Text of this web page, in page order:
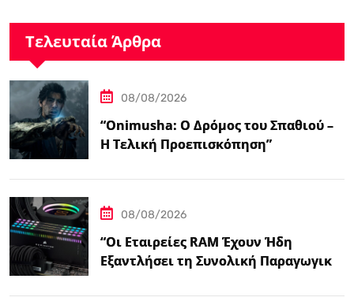
Τελευταία Άρθρα
08/08/2026
“Onimusha: Ο Δρόμος του Σπαθιού –
Η Τελική Προεπισκόπηση”
08/08/2026
“Οι Εταιρείες RAM Έχουν Ήδη
Εξαντλήσει τη Συνολική Παραγωγική